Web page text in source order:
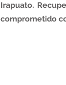
Irapuato.
comprometido